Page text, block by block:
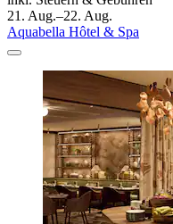
21. Aug.–22. Aug.
Aquabella Hôtel & Spa